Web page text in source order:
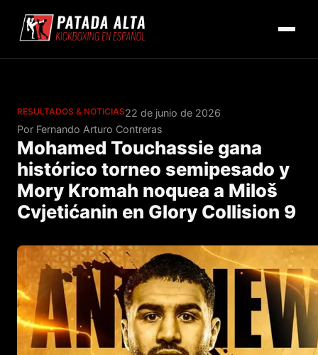
RESULTADOS & NOTICIAS22 de junio de 2026
Por Fernando Arturo Contreras
Mohamed Touchassie gana
histórico torneo semipesado y
Mory Kromah noquea a Miloš
Cvjetićanin en Glory Collision 9